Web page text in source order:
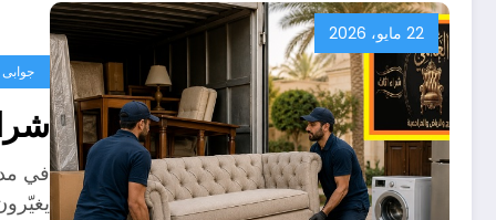
22 مايو، 2026
جوابى
في